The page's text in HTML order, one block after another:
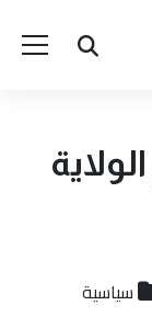
سياسية